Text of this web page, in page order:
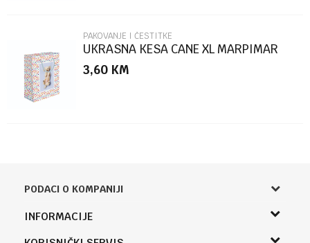
PAKOVANJE I ČESTITKE
UKRASNA KESA CANE XL MARPIMAR
3,60 KM
PODACI O KOMPANIJI
Knjižara Kultura
INFORMACIJE
O nama